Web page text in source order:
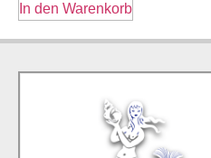
In den Warenkorb